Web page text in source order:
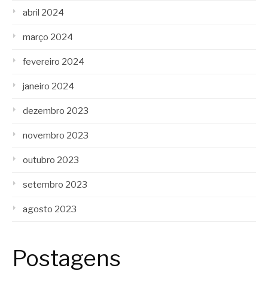
abril 2024
março 2024
fevereiro 2024
janeiro 2024
dezembro 2023
novembro 2023
outubro 2023
setembro 2023
agosto 2023
Postagens